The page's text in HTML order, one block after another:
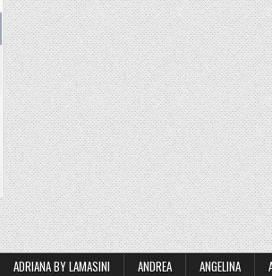
ADRIANA BY LAMASINI ANDREA ANGELINA